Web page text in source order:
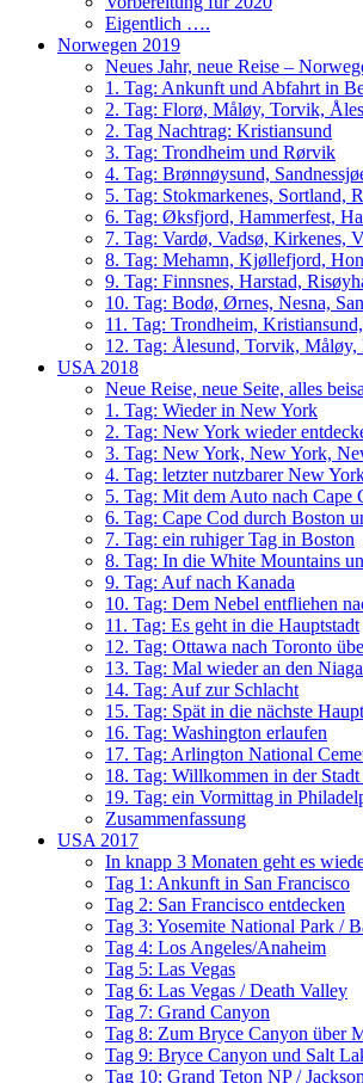
Eigentlich ….
Norwegen 2019
Neues Jahr, neue Reise –
1. Tag: Ankunft und Abfahrt in
2. Tag: Florø, Måløy, Torvik,
2. Tag Nachtrag: Kristiansund
3. Tag: Trondheim und Rørvik
4. Tag: Brønnøysund,
5. Tag: Stokmarkenes, Sortland,
6. Tag: Øksfjord, Hammerfest,
7. Tag: Vardø, Vadsø, Kirkenes,
8. Tag: Mehamn, Kjøllefjord,
9. Tag: Finnsnes, Harstad,
10. Tag: Bodø, Ørnes, Nesna,
11. Tag: Trondheim,
12. Tag: Ålesund, Torvik, Måløy,
USA 2018
Neue Reise, neue Seite, alles
1. Tag: Wieder in New York
2. Tag: New York wieder
3. Tag: New York, New York,
4. Tag: letzter nutzbarer New
5. Tag: Mit dem Auto nach Cape
6. Tag: Cape Cod durch Boston
7. Tag: ein ruhiger Tag in Boston
8. Tag: In die White Mountains
9. Tag: Auf nach Kanada
10. Tag: Dem Nebel entfliehen
11. Tag: Es geht in die Hauptstadt
12. Tag: Ottawa nach Toronto
13. Tag: Mal wieder an den
14. Tag: Auf zur Schlacht
15. Tag: Spät in die nächste
16. Tag: Washington erlaufen
17. Tag: Arlington National
18. Tag: Willkommen in der
19. Tag: ein Vormittag in
Zusammenfassung
USA 2017
In knapp 3 Monaten geht es
Tag 1: Ankunft in San Francisco
Tag 2: San Francisco entdecken
Tag 3: Yosemite National Park /
Tag 4: Los Angeles/Anaheim
Tag 5: Las Vegas
Tag 6: Las Vegas / Death Valley
Tag 7: Grand Canyon
Tag 8: Zum Bryce Canyon über
Tag 9: Bryce Canyon und Salt
Tag 10: Grand Teton NP /